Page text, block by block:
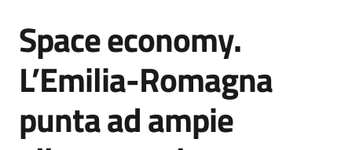
Risorse
Agenzia
Salta al contenuto
Space economy.
L’Emilia-Romagna
punta ad ampie